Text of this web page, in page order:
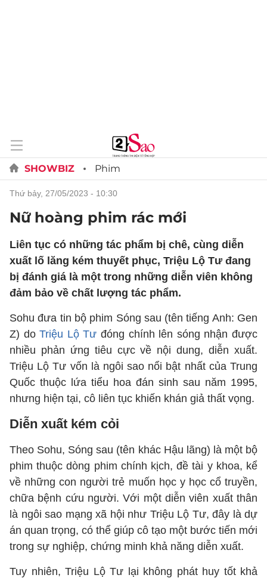
SHOWBIZ Phim
thứ bảy, 27/05/2023 - 10:30
Nữ hoàng phim rác mới
Liên tục có những tác phẩm bị chê, cùng diễn
xuất lố lăng kém thuyết phục, Triệu Lộ Tư đang
bị đánh giá là một trong những diễn viên không
đảm bảo về chất lượng tác phẩm.
Sohu đưa tin bộ phim Sóng sau (tên tiếng Anh: Gen
Z) doTriệu Lộ Tư đóng chính lên sóng nhận được
nhiều phản ứng tiêu cực về nội dung, diễn xuất.
Triệu Lộ Tư vốn là ngôi sao nổi bật nhất của Trung
Quốc thuộc lứa tiểu hoa đán sinh sau năm 1995,
nhưng hiện tại, cô liên tục khiến khán giả thất vọng.
Diễn xuất kém cỏi
Theo Sohu, Sóng sau (tên khác Hậu lãng) là một bộ
phim thuộc dòng phim chính kịch, đề tài y khoa, kể
về những con người trẻ muốn học y học cổ truyền,
chữa bệnh cứu người. Với một diễn viên xuất thân
là ngôi sao mạng xã hội như Triệu Lộ Tư, đây là dự
án quan trọng, có thể giúp cô tạo một bước tiến mới
trong sự nghiệp, chứng minh khả năng diễn xuất.
Tuy nhiên, Triệu Lộ Tư lại không phát huy tốt khả